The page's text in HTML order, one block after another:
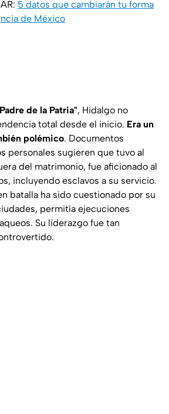
5 datos que cambiarán tu forma
de México
de la Patria", Hidalgo no
total desde el inicio. Era un
polémico. Documentos
personales sugieren que tuvo al
del matrimonio, fue aficionado al
incluyendo esclavos a su servicio.
batalla ha sido cuestionado por su
permitía ejecuciones
Su liderazgo fue tan